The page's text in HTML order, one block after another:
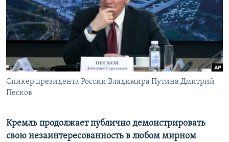
КРЫМ.НЕПОКОРЕННЫЙ
ELIFBE
Все сайты RFE/RL
Спикер президента России Владимира Путина Дмитрий
Песков
Кремль продолжает публично демонстрировать
свою незаинтересованность в любом мирном